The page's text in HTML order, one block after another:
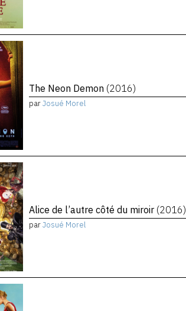
The Neon Demon (2016)
parJosué Morel
Alice de l’autre côté du miroir (2016)
parJosué Morel